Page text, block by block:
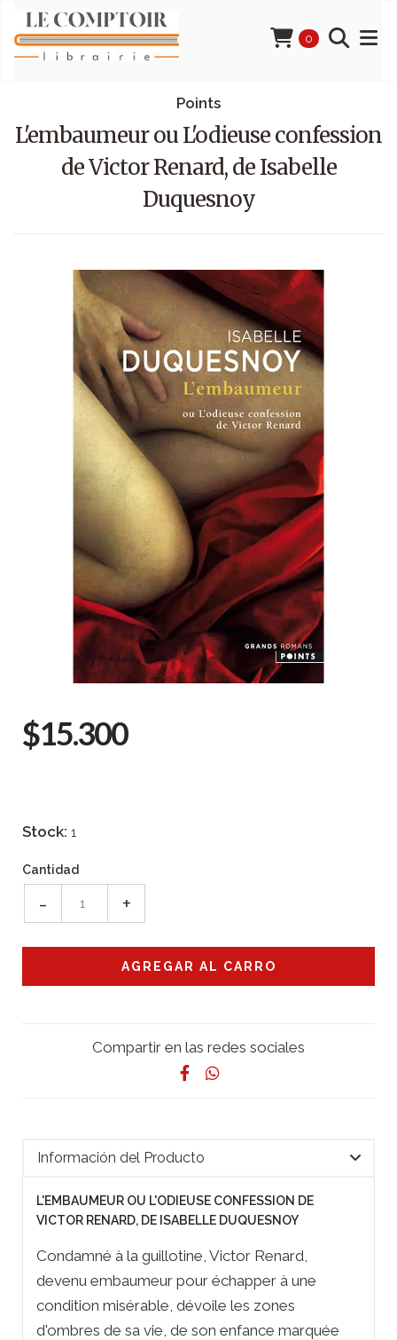
0
Points
L'embaumeur ou L'odieuse confession
de Victor Renard, de Isabelle
Duquesnoy
$15.300
Stock: 1
Cantidad
- +
Compartir en las redes sociales
Información del Producto
L'EMBAUMEUR OU L'ODIEUSE CONFESSION DE
VICTOR RENARD, DE ISABELLE DUQUESNOY
Condamné à la guillotine, Victor Renard,
devenu embaumeur pour échapper à une
condition misérable, dévoile les zones
d'ombres de sa vie, de son enfance marquée